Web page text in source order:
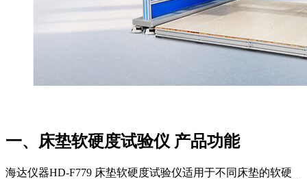
一、床垫软硬度试验仪 产品功能
海达仪器HD-F779 床垫软硬度试验仪适用于不同床垫的软硬